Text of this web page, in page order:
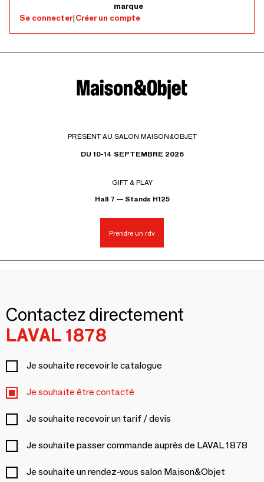
marque
Se connecter|Créer un compte
PRÉSENT AU SALON MAISON&OBJET
DU 10-14 SEPTEMBRE 2026
GIFT & PLAY
Hall 7 — Stands H125
Prendre un rdv
Contactez directement
LAVAL 1878
Je souhaite recevoir le catalogue
Je souhaite être contacté
Je souhaite recevoir un tarif / devis
Je souhaite passer commande auprès de LAVAL 1878
Je souhaite un rendez-vous salon Maison&Objet